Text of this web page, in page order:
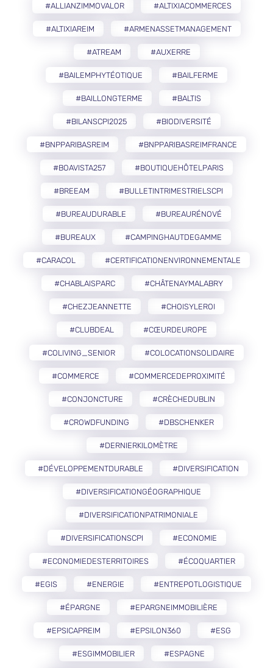
#ALLIANZIMMOVALOR #ALTIXIACOMMERCES
#ALTIXIAREIM #ARMENASSETMANAGEMENT
#ATREAM #AUXERRE
#BAILEMPHYTÉOTIQUE #BAILFERME
#BAILLONGTERME #BALTIS
#BILANSCPI2025 #BIODIVERSITÉ
#BNPPARIBASREIM #BNPPARIBASREIMFRANCE
#BOAVISTA257 #BOUTIQUEHÔTELPARIS
#BREEAM #BULLETINTRIMESTRIELSCPI
#BUREAUDURABLE #BUREAURÉNOVÉ
#BUREAUX #CAMPINGHAUTDEGAMME
#CARACOL #CERTIFICATIONENVIRONNEMENTALE
#CHABLAISPARC #CHÂTENAYMALABRY
#CHEZJEANNETTE #CHOISYLEROI
#CLUBDEAL #CŒURDEUROPE
#COLIVING_SENIOR #COLOCATIONSOLIDAIRE
#COMMERCE #COMMERCEDEPROXIMITÉ
#CONJONCTURE #CRÈCHEDUBLIN
#CROWDFUNDING #DBSCHENKER
#DERNIERKILOMÈTRE
#DÉVELOPPEMENTDURABLE #DIVERSIFICATION
#DIVERSIFICATIONGÉOGRAPHIQUE
#DIVERSIFICATIONPATRIMONIALE
#DIVERSIFICATIONSCPI #ECONOMIE
#ECONOMIEDESTERRITOIRES #ÉCOQUARTIER
#EGIS #ENERGIE #ENTREPOTLOGISTIQUE
#ÉPARGNE #EPARGNEIMMOBILIÈRE
#EPSICAPREIM #EPSILON360 #ESG
#ESGIMMOBILIER #ESPAGNE